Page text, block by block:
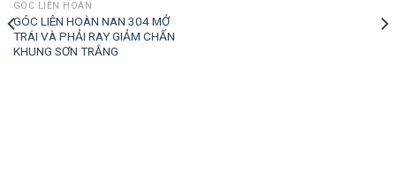
GÓC LIÊN HOÀN
GÓC LIÊN HOÀN NAN 304 MỞ
TRÁI VÀ PHẢI RAY GIẢM CHẤN
KHUNG SƠN TRẮNG